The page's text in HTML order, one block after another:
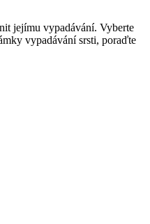
jejímu vypadávání. Vyberte
vypadávání srsti, poraďte